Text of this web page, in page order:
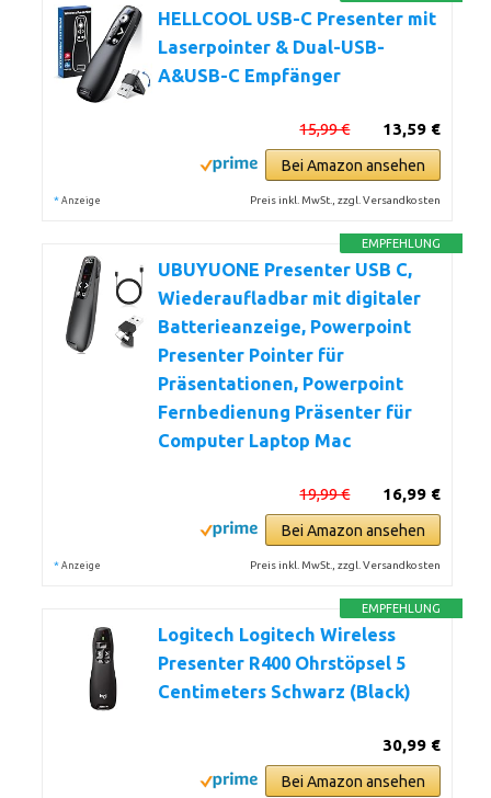
HELLCOOL USB-C Presenter mit
Laserpointer & Dual-USB-
A&USB-C Empfänger
13,59 €
15,99 €
Bei Amazon ansehen
* Anzeige Preis inkl. MwSt., zzgl. Versandkosten
EMPFEHLUNG
UBUYUONE Presenter USB C,
Wiederaufladbar mit digitaler
Batterieanzeige, Powerpoint
Presenter Pointer für
Präsentationen, Powerpoint
Fernbedienung Präsenter für
Computer Laptop Mac
16,99 €
19,99 €
Bei Amazon ansehen
* Anzeige Preis inkl. MwSt., zzgl. Versandkosten
EMPFEHLUNG
Logitech Logitech Wireless
Presenter R400 Ohrstöpsel 5
Centimeters Schwarz (Black)
30,99 €
Bei Amazon ansehen